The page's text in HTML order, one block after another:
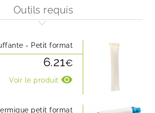
Outils requis
- Petit format
6.21€
Voir le produit visibility
petit format